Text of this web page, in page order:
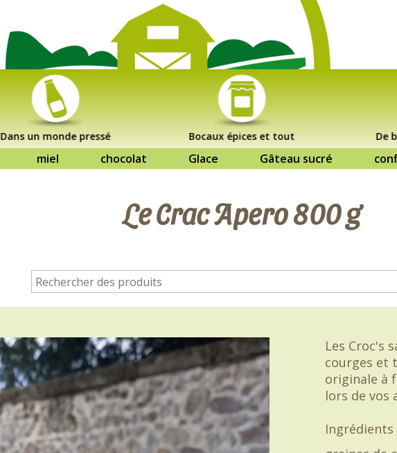
Dans un monde pressé Bocaux épices et tout De
miel chocolat Glace Gâteau sucré
Le Crac Apero 800 g
Les Croc's
courges et
originale à
lors de
Ingrédients